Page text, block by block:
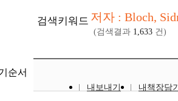
순서
검색키워드 저자 : Bloch,
(검색결과 1,633 건)
내보내기 내책장담